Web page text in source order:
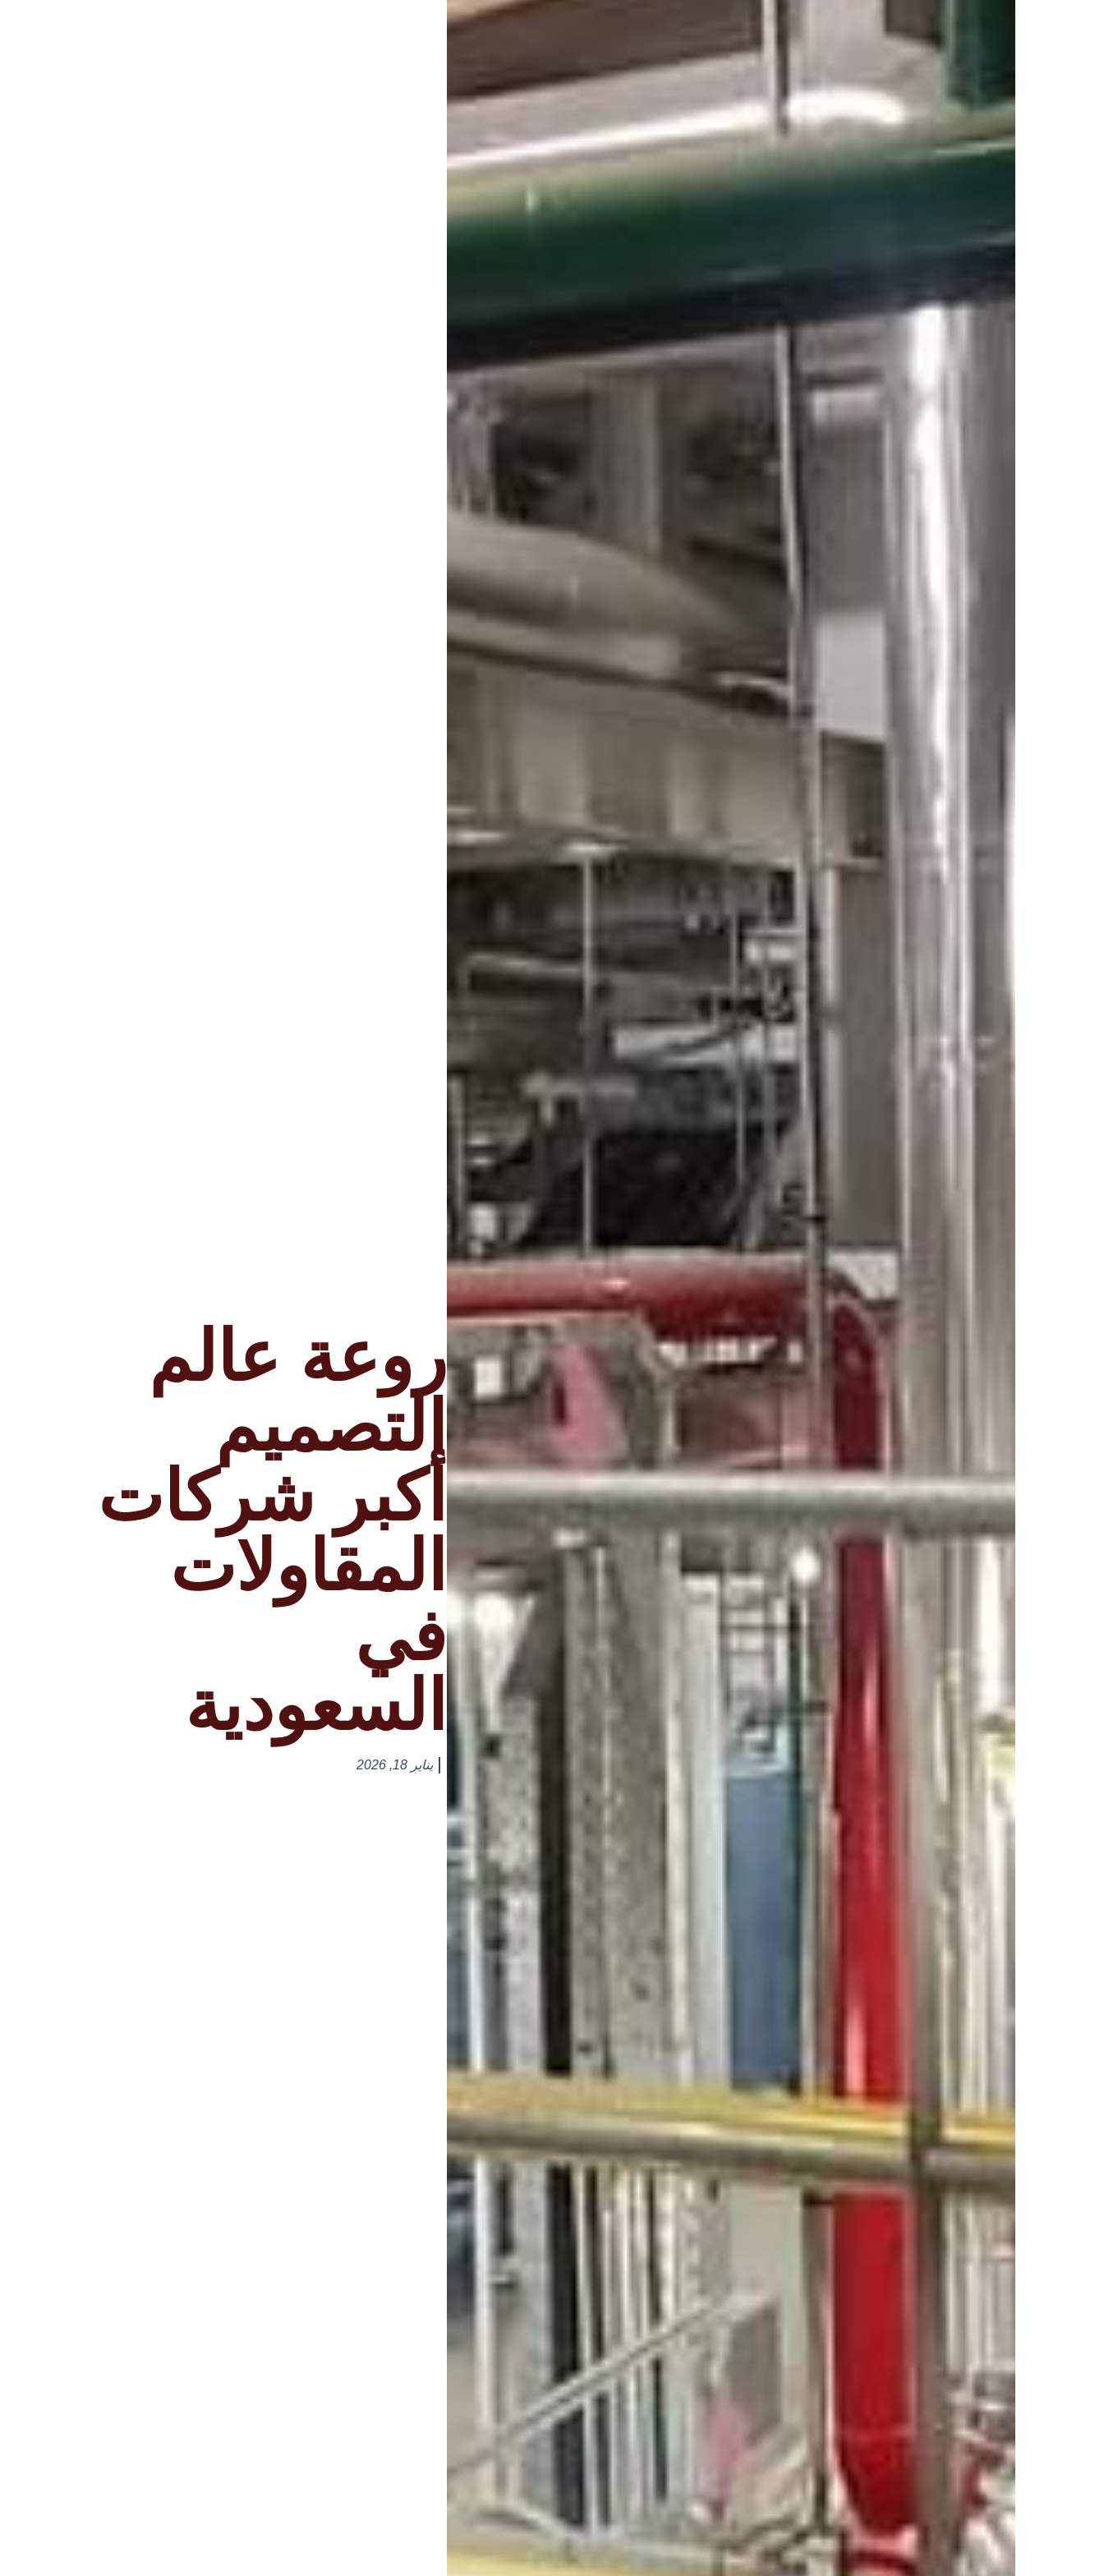
روعة عالم
التصميم
أكبر شركات
المقاولات
في
السعودية
يناير 18, 2026